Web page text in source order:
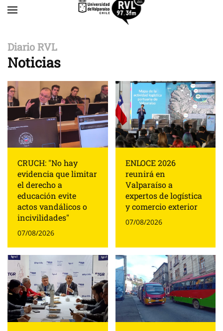
Diario RVL
Noticias
CRUCH: "No hay
evidencia que limitar
el derecho a
educación evite
actos vandálicos o
incivilidades"
07/08/2026
ENLOCE 2026
reunirá en
Valparaíso a
expertos de logística
y comercio exterior
07/08/2026